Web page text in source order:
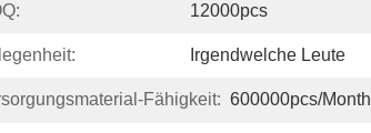
12000pcs
Irgendwelche Leute
Fähigkeit: 600000pcs/month